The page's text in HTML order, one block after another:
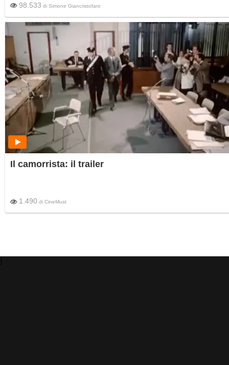
98.533 di Simone Giancristofaro
Il camorrista: il trailer
1.490 di CineMust